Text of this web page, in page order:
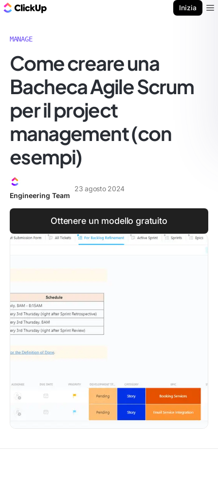
Inizia
MANAGE
Come creare una
Bacheca Agile Scrum
per il project
management (con
esempi)
Engineering Team
23 agosto 2024
Ottenere un modello gratuito